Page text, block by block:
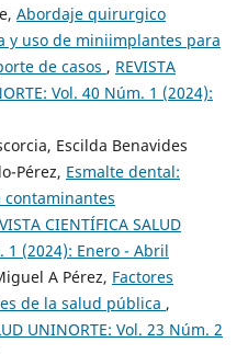
Abordaje quirurgico
y uso de miniimplantes para
de casos , REVISTA
Vol. 40 Núm. 1 (2024):
Escilda Benavides
Pérez, Esmalte dental:
CIENTÍFICA SALUD
1 (2024): Enero - Abril
A Pérez, Factores
de la salud pública ,
UNINORTE: Vol. 23 Núm. 2